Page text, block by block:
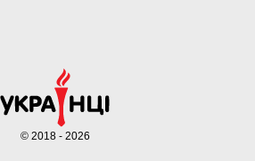
© 2018 - 2026